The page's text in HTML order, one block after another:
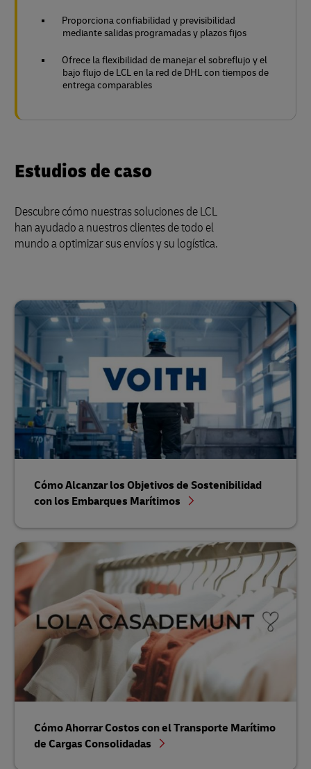
Proporciona confiabilidad y previsibilidad
mediante salidas programadas y plazos fijos
Ofrece la flexibilidad de manejar el sobreflujo y el
bajo flujo de LCL en la red de DHL con tiempos de
entrega comparables
Estudios de caso
Descubre cómo nuestras soluciones de LCL
han ayudado a nuestros clientes de todo el
mundo a optimizar sus envíos y su logística.
Cómo Alcanzar los Objetivos de Sostenibilidad
con los Embarques Marítimos
Cómo Ahorrar Costos con el Transporte Marítimo
de Cargas Consolidadas